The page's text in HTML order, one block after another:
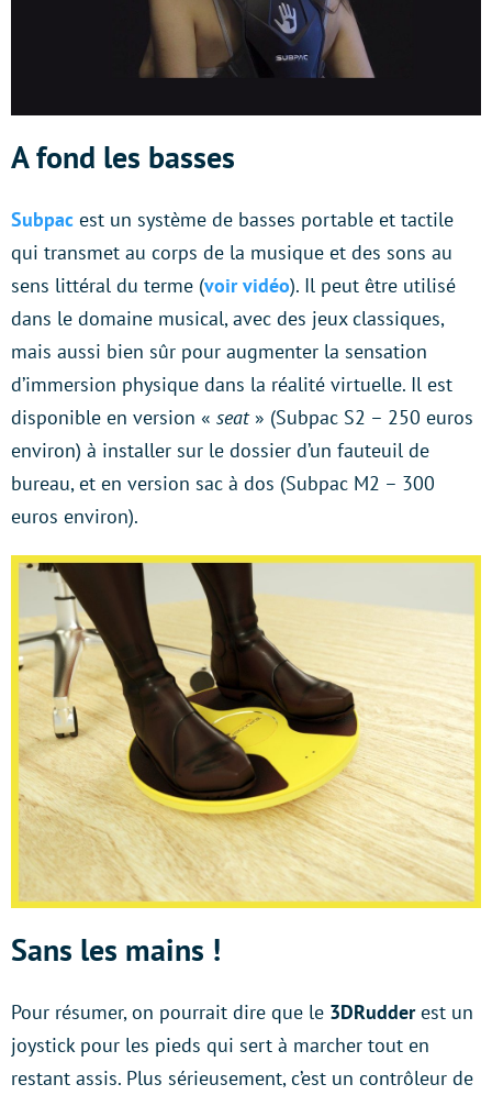
A fond les basses
Subpac est un système de basses portable et tactile
qui transmet au corps de la musique et des sons au
sens littéral du terme (voir vidéo). Il peut être utilisé
dans le domaine musical, avec des jeux classiques,
mais aussi bien sûr pour augmenter la sensation
d’immersion physique dans la réalité virtuelle. Il est
disponible en version « seat» (Subpac S2 – 250 euros
environ) à installer sur le dossier d’un fauteuil de
bureau, et en version sac à dos (Subpac M2 – 300
euros environ).
Sans les mains !
Pour résumer, on pourrait dire que le 3DRudderest un
joystick pour les pieds qui sert à marcher tout en
restant assis. Plus sérieusement, c’est un contrôleur de